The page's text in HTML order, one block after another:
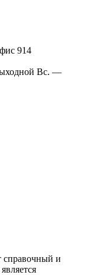
914
Вс. —
справочный и